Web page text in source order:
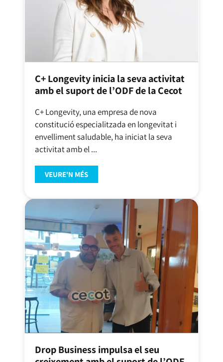
C+ Longevity inicia la seva activitat
amb el suport de l’ODF de la Cecot
C+ Longevity, una empresa de nova
constitució especialitzada en longevitat i
envelliment saludable, ha iniciat la seva
activitat amb el ...
VEURE'N MÉS
Drop Business impulsa el seu